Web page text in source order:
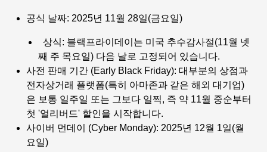
공식 날짜: 2025년 11월 28일(금요일)
상식: 블랙프라이데이는 미국 추수감사절(11월 넷
째 주 목요일) 다음 날로 고정되어 있습니다.
사전 판매 기간 (Early Black Friday): 대부분의 상점과
전자상거래 플랫폼(특히 아마존과 같은 해외 대기업)
은 보통 일주일 또는 그보다 일찍, 즉 약 11월 중순부터
첫 '얼리버드' 할인을 시작합니다.
사이버 먼데이 (Cyber Monday): 2025년 12월 1일(월
요일)